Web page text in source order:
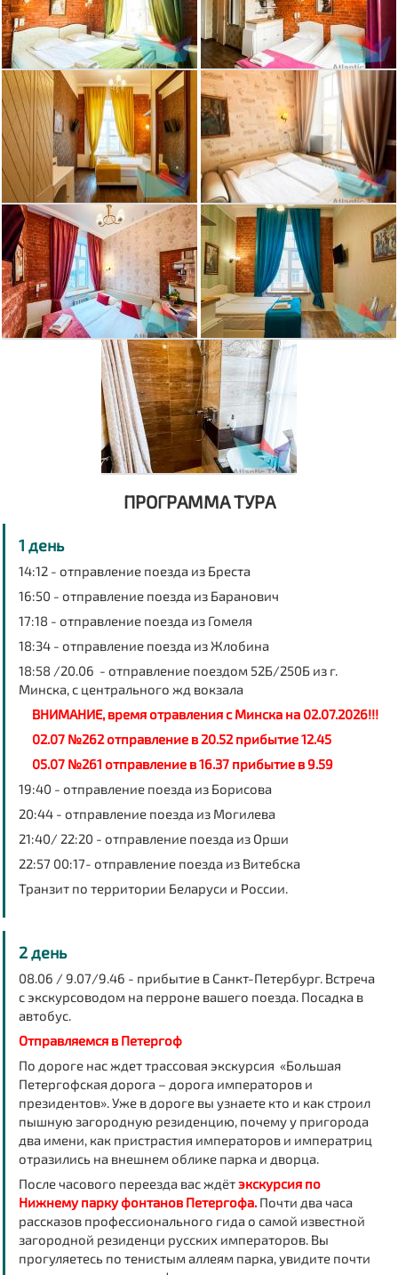
ПРОГРАММА ТУРА
1 день
14:12 - отправление поезда из Бреста
16:50 - отправление поезда из Баранович
17:18 - отправление поезда из Гомеля
18:34 - отправление поезда из Жлобина
18:58 /20.06 - отправление поездом 52Б/250Б из г.
Минска, с центрального жд вокзала
ВНИМАНИЕ, время отравления с Минска на 02.07.2026!!!
02.07 №262 отправление в 20.52 прибытие 12.45
05.07 №261 отправление в 16.37 прибытие в 9.59
19:40 - отправление поезда из Борисова
20:44 - отправление поезда из Могилева
21:40/ 22:20 - отправление поезда из Орши
22:57 00:17- отправление поезда из Витебска
Транзит по территории Беларуси и России.
2 день
08.06 / 9.07/9.46 - прибытие в Санкт-Петербург. Встреча
с экскурсоводом на перроне вашего поезда. Посадка в
автобус.
Отправляемся в Петергоф
По дороге нас ждеттрассовая экскурсия «Большая
Петергофская дорога – дорога императоров и
президентов». Уже в дороге вы узнаете кто и как строил
пышную загородную резиденцию, почему у пригорода
два имени, как пристрастия императоров и императриц
отразились на внешнем облике парка и дворца.
После часового переезда вас ждётэкскурсия по
Нижнему парку фонтанов Петергофа.Почти два часа
рассказов профессионального гида о самой известной
загородной резиденци русских императоров. Вы
прогуляетесь по тенистым аллеям парка, увидите почти